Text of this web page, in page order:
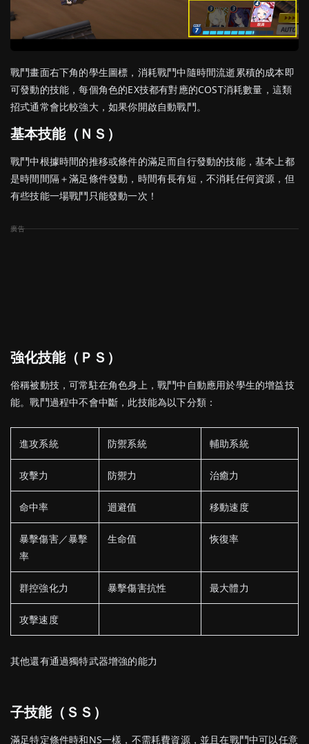
戰鬥畫面右下角的學生圖標，消耗戰鬥中隨時間流逝累積的成本即
可發動的技能，每個角色的EX技都有對應的COST消耗數量，這類
招式通常會比較強大，如果你開啟自動戰鬥。
基本技能（ＮＳ ）
戰鬥中根據時間的推移或條件的滿足而自行發動的技能，基本上都
是時間間隔＋滿足條件發動，時間有長有短，不消耗任何資源，但
有些技能一場戰鬥只能發動一次！
強化技能（ＰＳ ）
俗稱被動技，可常駐在角色身上，戰鬥中自動應用於學生的增益技
能。戰鬥過程中不會中斷，此技能為以下分類：
進攻系統 防禦系統 輔助系統
攻擊力 防禦力 治癒力
命中率 迴避值 移動速度
暴擊傷害／暴擊
率
生命值 恢復率
群控強化力 暴擊傷害抗性 最大體力
攻擊速度
其他還有通過獨特武器增強的能力
子技能（ＳＳ ）
滿足特定條件時和NS一樣，不需耗費資源，並且在戰鬥中可以任意